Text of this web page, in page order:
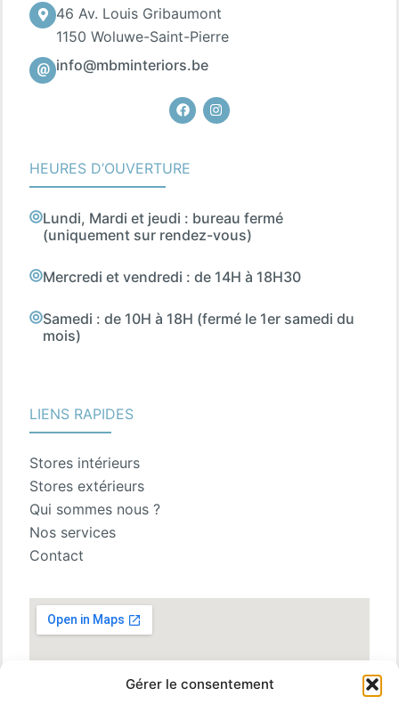
Gérer le consentement
46 Av. Louis Gribaumont
1150 Woluwe-Saint-Pierre
info@mbminteriors.be
FacebookInstagram
HEURES D’OUVERTURE
Lundi, Mardi et jeudi : bureau fermé
(uniquement sur rendez-vous)
Mercredi et vendredi : de 14H à 18H30
Samedi : de 10H à 18H (fermé le 1er samedi du
mois)
LIENS RAPIDES
Stores intérieurs
Stores extérieurs
Qui sommes nous ?
Nos services
Contact